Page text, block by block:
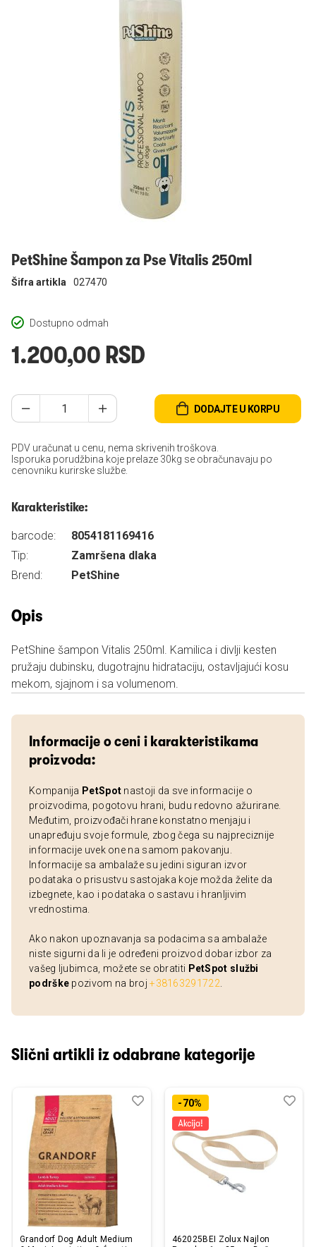
PetShine Šampon za Pse Vitalis 250ml
Dostupno odmah
Šifra artikla 027470
1.200,00 RSD
DODAJTE U KORPU
PDV uračunat u cenu, nema skrivenih troškova.
Isporuka porudžbina koje prelaze 30kg se obračunavaju po
cenovniku kurirske službe.
Karakteristike:
barcode:
8054181169416
Tip:
Zamršena dlaka
Brend:
PetShine
Opis
PetShine šampon Vitalis 250ml. Kamilica i divlji kesten
pružaju dubinsku, dugotrajnu hidrataciju, ostavljajući kosu
mekom, sjajnom i sa volumenom.
Informacije o ceni i karakteristikama
proizvoda:
Kompanija PetSpot nastoji da sve informacije o
proizvodima, pogotovu hrani, budu redovno ažurirane.
Međutim, proizvođači hrane konstatno menjaju i
unapređuju svoje formule, zbog čega su najpreciznije
informacije uvek one na samom pakovanju.
Informacije sa ambalaže su jedini siguran izvor
podataka o prisustvu sastojaka koje možda želite da
izbegnete, kao i podataka o sastavu i hranljivim
vrednostima.
Ako nakon upoznavanja sa podacima sa ambalaže
niste sigurni da li je određeni proizvod dobar izbor za
vašeg ljubimca, možete se obratiti PetSpot službi
podrške pozivom na broj+38163291722
Slični artikli iz odabrane kategorije
Grandorf Dog Adult Medium
Dodaj
Uporedi-70%
462025BEI Zolux Najlon